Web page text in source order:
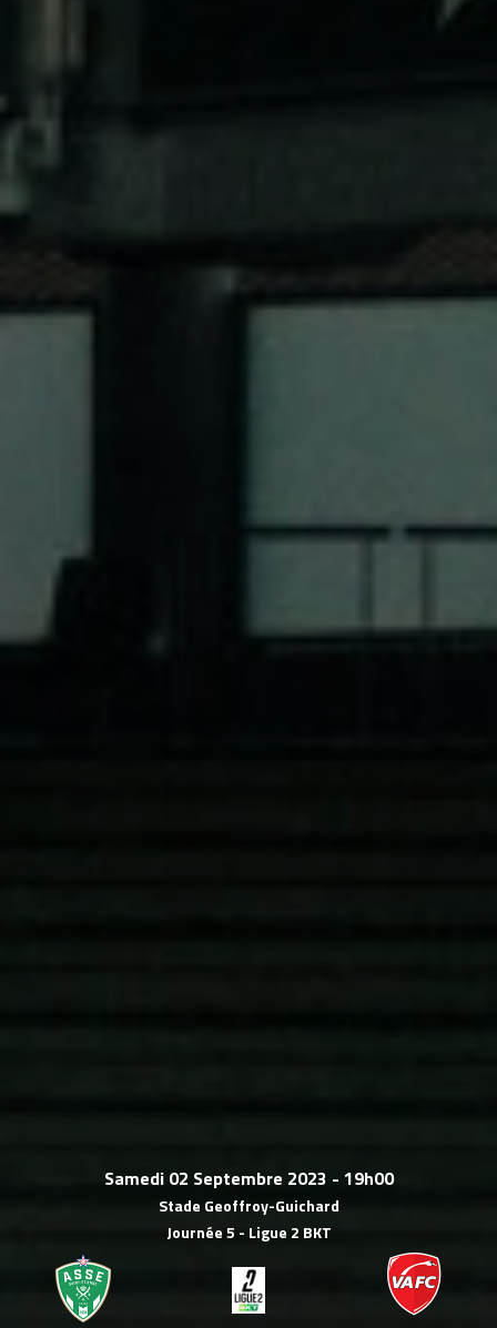
Samedi 02 Septembre 2023 - 19h00
Stade Geoffroy-Guichard
Journée 5 - Ligue 2 BKT